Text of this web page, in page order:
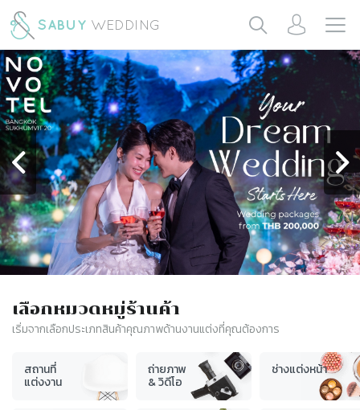
เลือกหมวดหมู่ร้านค้า
เริ่มจากเลือกประเภทสินค้าคุณภาพด้านงานแต่งที่คุณต้องการ
สถานที่
แต่งงาน
ถ่ายภาพ
& วิดีโอ
ช่างแต่งหน้า